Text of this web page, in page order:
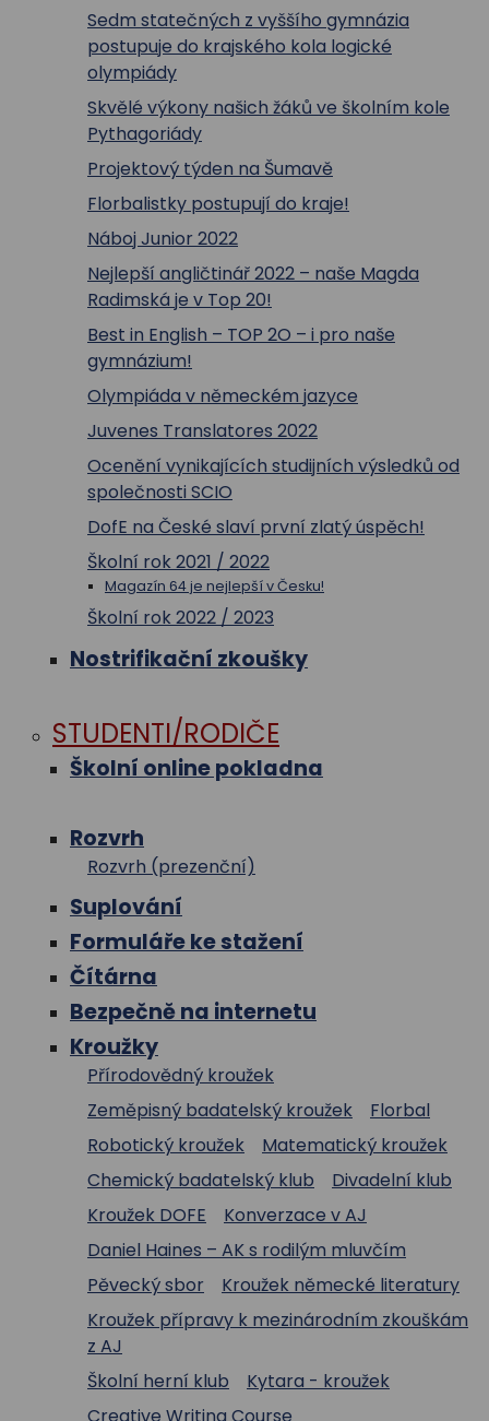
Sedm statečných z vyššího gymnázia
postupuje do krajského kola logické
olympiády
Skvělé výkony našich žáků ve školním kole
Pythagoriády
Projektový týden na Šumavě
Florbalistky postupují do kraje!
Náboj Junior 2022
Nejlepší angličtinář 2022 – naše Magda
Radimská je v Top 20!
Best in English – TOP 2O – i pro naše
gymnázium!
Olympiáda v německém jazyce
Juvenes Translatores 2022
Ocenění vynikajících studijních výsledků od
společnosti SCIO
DofE na České slaví první zlatý úspěch!
Školní rok 2021 / 2022
Magazín 64 je nejlepší v Česku!
Školní rok 2022 / 2023
Nostrifikační zkoušky
STUDENTI/RODIČE
Školní online pokladna
Rozvrh
Rozvrh (prezenční)
Suplování
Formuláře ke stažení
Čítárna
Bezpečně na internetu
Kroužky
Přírodovědný kroužek
Zeměpisný badatelský kroužek
Florbal
Robotický kroužek
Matematický kroužek
Chemický badatelský klub
Divadelní klub
Kroužek DOFE
Konverzace v AJ
Daniel Haines – AK s rodilým mluvčím
Pěvecký sbor
Kroužek německé literatury
Kroužek přípravy k mezinárodním zkouškám
z AJ
Školní herní klub
Kytara - kroužek
Creative Writing Course